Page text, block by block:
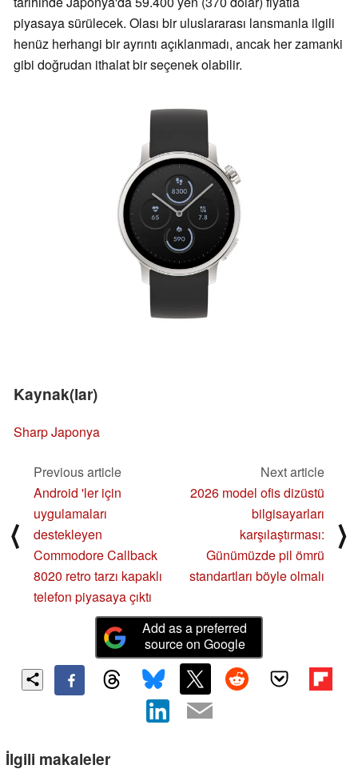
piyasaya sürülecek. Olası bir uluslararası lansmanla ilgili
henüz herhangi bir ayrıntı açıklanmadı, ancak her zamanki
gibi doğrudan ithalat bir seçenek olabilir.
Kaynak(lar)
Sharp Japonya
⟨
Previous article
Android 'ler için
uygulamaları
destekleyen
Commodore Callback
8020 retro tarzı kapaklı
telefon piyasaya çıktı
Next article
2026 model ofis dizüstü
bilgisayarları
karşılaştırması:
Günümüzde pil ömrü
standartları böyle olmalı
⟩
Add as a preferred
source on Google
İlgili makaleler